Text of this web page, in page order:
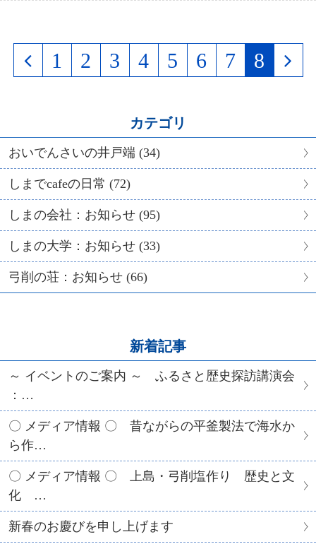
1 2 3 4 5 6 7 8
カテゴリ
おいでんさいの井戸端 (34)
しまでcafeの日常 (72)
しまの会社：お知らせ (95)
しまの大学：お知らせ (33)
弓削の荘：お知らせ (66)
新着記事
～ イベントのご案内 ～ ふるさと歴史探訪講演会
：…
〇 メディア情報 〇 昔ながらの平釜製法で海水か
ら作…
〇 メディア情報 〇 上島・弓削塩作り 歴史と文
化 …
新春のお慶びを申し上げます